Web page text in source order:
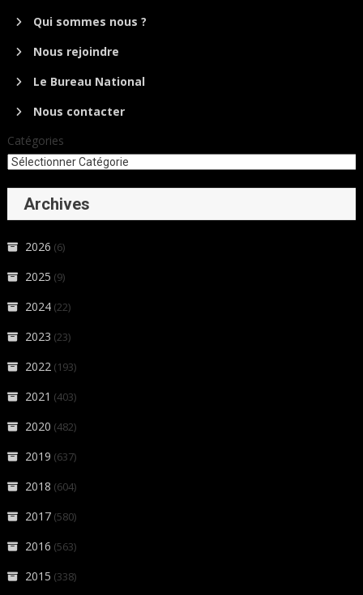
Qui sommes nous ?
Nous rejoindre
Le Bureau National
Nous contacter
Catégories
Archives
2026 (6)
2025 (9)
2024 (22)
2023 (23)
2022 (193)
2021 (403)
2020 (482)
2019 (637)
2018 (604)
2017 (580)
2016 (563)
2015 (338)